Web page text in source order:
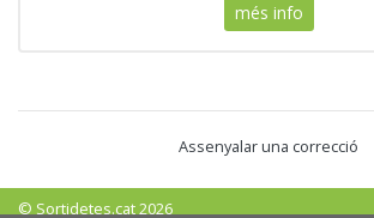
més info
Assenyalar una correcció
© Sortidetes.cat 2026